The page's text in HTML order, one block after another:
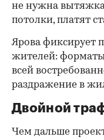
не нужна
потолки, платят
Ярова фиксирует
жителей:
всей
раздражение в
Двойной
Чем дальше